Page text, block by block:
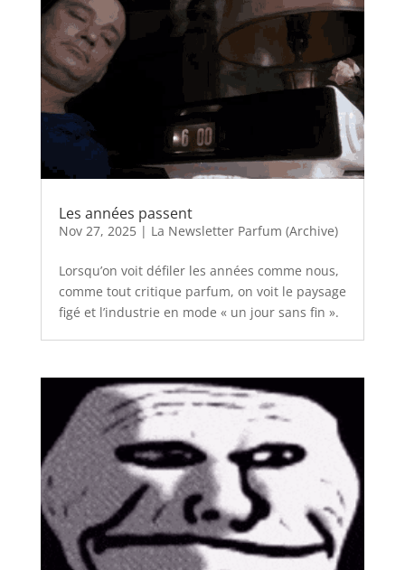
Les années passent
Nov 27, 2025| La Newsletter Parfum (Archive)
Lorsqu’on voit défiler les années comme nous,
comme tout critique parfum, on voit le paysage
figé et l’industrie en mode « un jour sans fin ».